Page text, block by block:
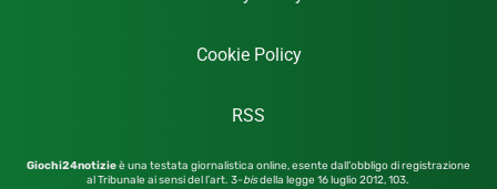
Cookie Policy
RSS
Giochi24notizieè una testata giornalistica online, esente dall’obbligo di registrazione
al Tribunale ai sensi del l’art. 3-bisdella legge 16 luglio 2012,103.